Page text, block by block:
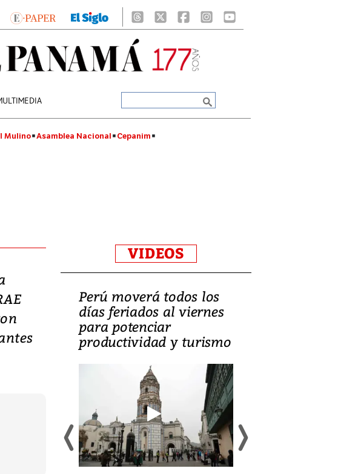
Mulino Asamblea Nacional Cepanim
VIDEOS
y
Perú moverá todos los
días feriados al viernes
para potenciar
productividad y turismo